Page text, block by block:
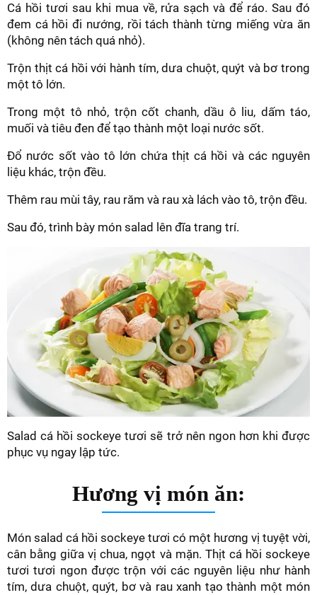
Cá hồi tươi sau khi mua về, rửa sạch và để ráo. Sau đó
đem cá hồi đi nướng, rồi tách thành từng miếng vừa ăn
(không nên tách quá nhỏ).
Trộn thịt cá hồi với hành tím, dưa chuột, quýt và bơ trong
một tô lớn.
Trong một tô nhỏ, trộn cốt chanh, dầu ô liu, dấm táo,
muối và tiêu đen để tạo thành một loại nước sốt.
Đổ nước sốt vào tô lớn chứa thịt cá hồi và các nguyên
liệu khác, trộn đều.
Thêm rau mùi tây, rau răm và rau xà lách vào tô, trộn đều.
Sau đó, trình bày món salad lên đĩa trang trí.
Salad cá hồi sockeye tươi sẽ trở nên ngon hơn khi được
phục vụ ngay lập tức.
Hương vị món ăn:
Món salad cá hồi sockeye tươi có một hương vị tuyệt vời,
cân bằng giữa vị chua, ngọt và mặn. Thịt cá hồi sockeye
tươi tươi ngon được trộn với các nguyên liệu như hành
tím, dưa chuột, quýt, bơ và rau xanh tạo thành một món